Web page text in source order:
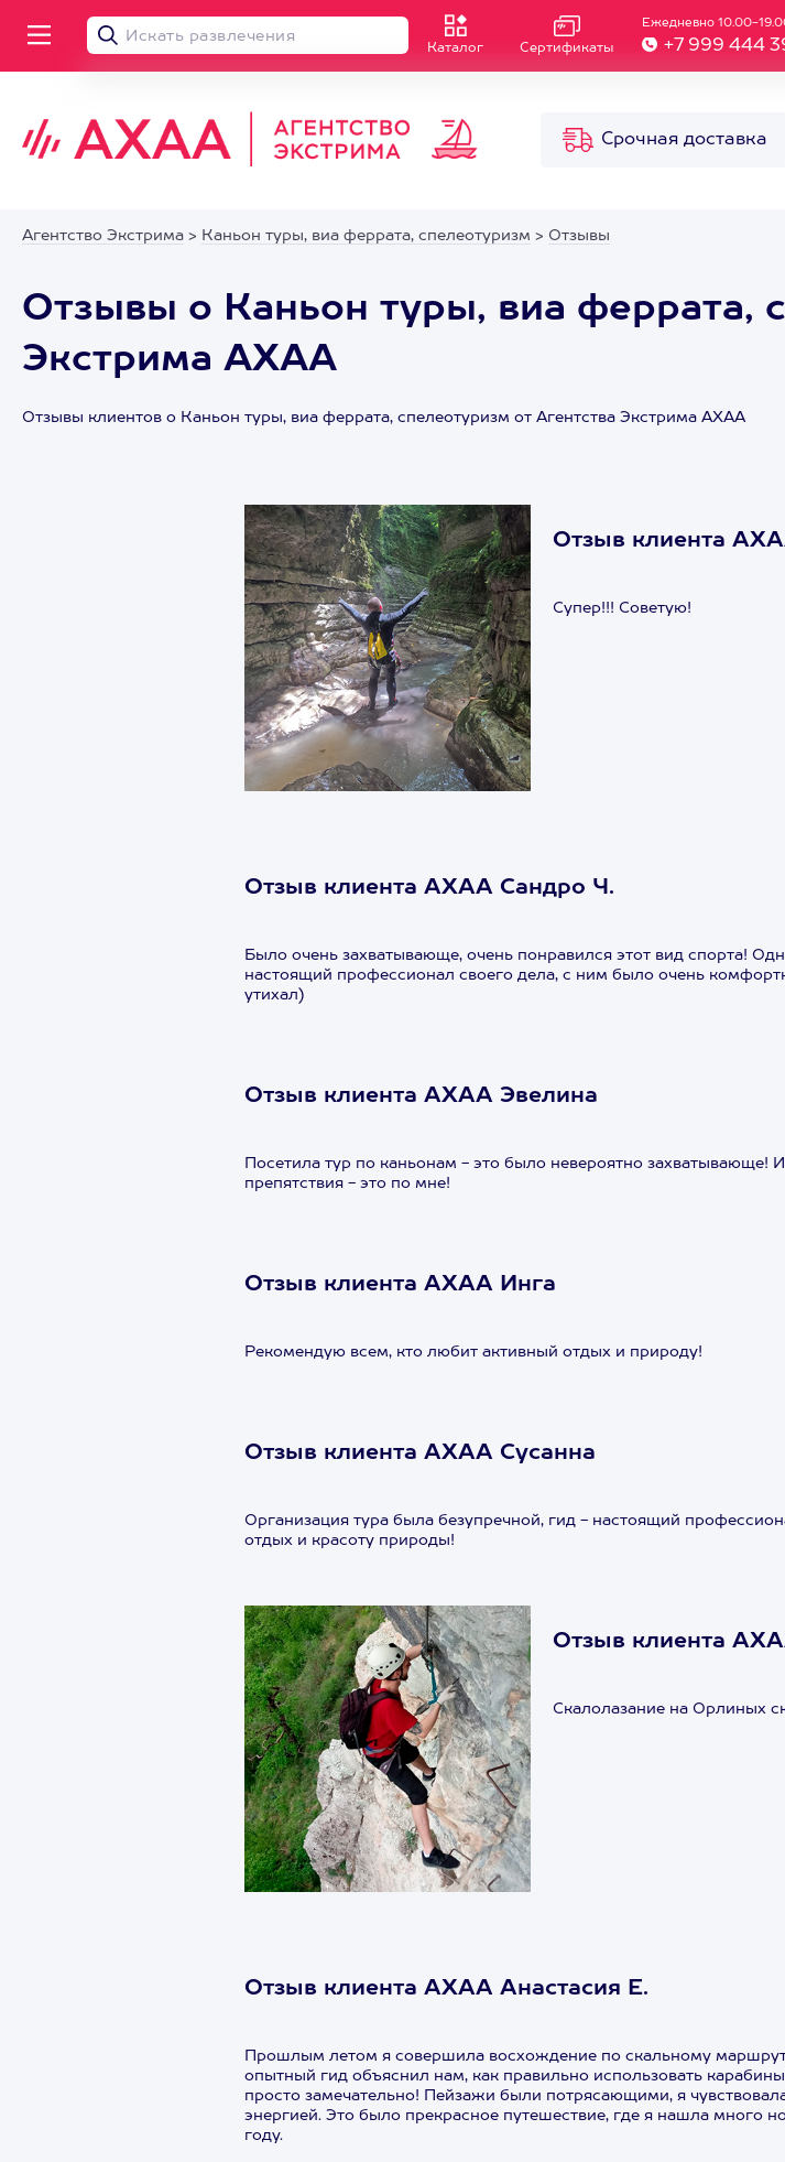
Каталог Сертификаты
Ежедневно 10.00-
+7 999 444
Срочная доставка
Агентство Экстрима > Каньон туры, виа феррата, спелеотуризм > Отзывы
Отзывы о Каньон туры, виа феррата,
Экстрима АХАА
Отзывы клиентов о Каньон туры, виа феррата, спелеотуризм от Агентства Экстрима АХАА
Отзыв клиента
Супер!!! Советую!
Отзыв клиента АХАА Сандро Ч.
Было очень захватывающе, очень понравился этот вид спорта!
настоящий профессионал своего дела, с ним было очень
утихал)
Отзыв клиента АХАА Эвелина
Посетила тур по каньонам - это было невероятно захватывающе!
препятствия - это по мне!
Отзыв клиента АХАА Инга
Рекомендую всем, кто любит активный отдых и природу!
Отзыв клиента АХАА Сусанна
Организация тура была безупречной, гид - настоящий
отдых и красоту природы!
Отзыв клиента
Скалолазание на Орлиных
Отзыв клиента АХАА Анастасия Е.
Прошлым летом я совершила восхождение по скальному
опытный гид объяснил нам, как правильно использовать
просто замечательно! Пейзажи были потрясающими, я
энергией. Это было прекрасное путешествие, где я нашла много
году.